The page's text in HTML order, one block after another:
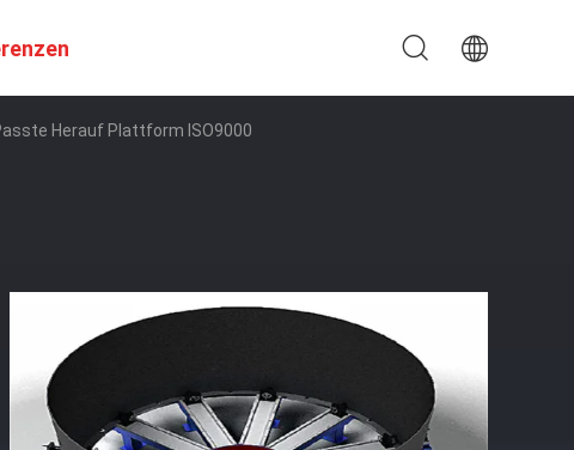
Herauf Plattform ISO9000